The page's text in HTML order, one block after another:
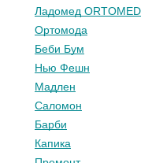
Ладомед ORTOMED
Ортомода
Беби Бум
Нью Фешн
Мадлен
Саломон
Барби
Капика